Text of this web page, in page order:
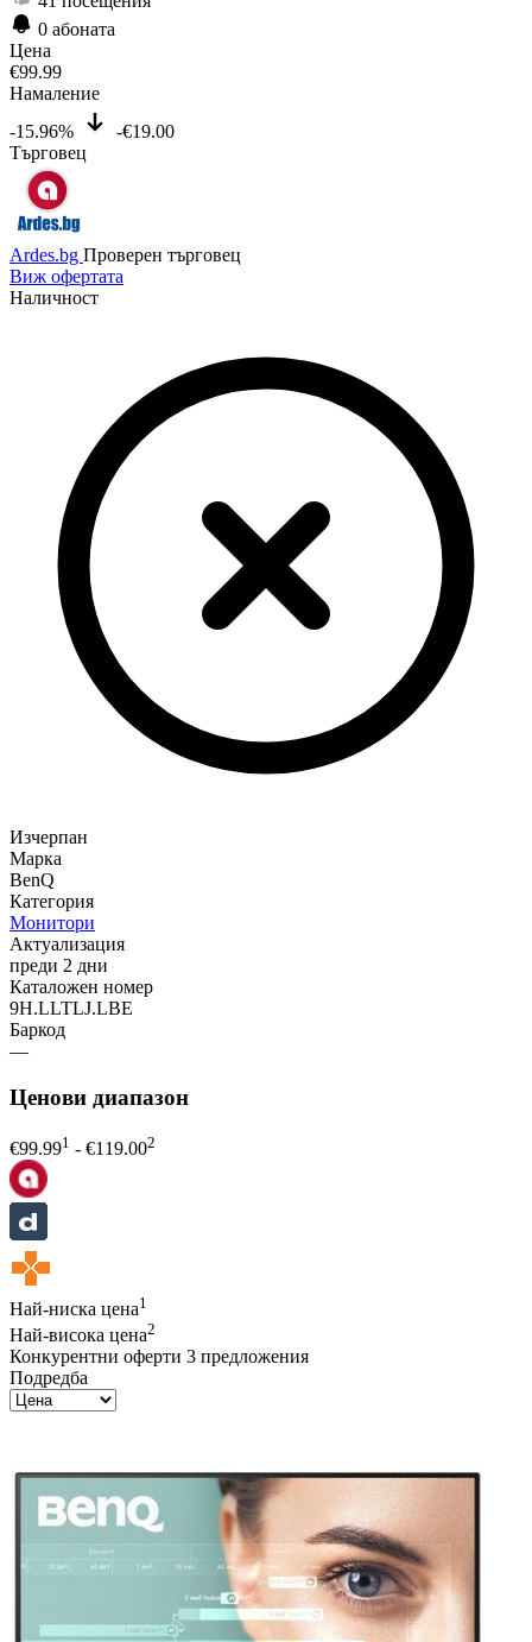
0 абоната
Цена
€99.99
Намаление
-15.96%
-€19.00
Търговец
Ardes.bg Проверен търговец
Виж офертата
Наличност
Изчерпан
Марка
BenQ
Категория
Монитори
Актуализация
преди 2 дни
Каталожен номер
9H.LLTLJ.LBE
Баркод
—
Ценови диапазон
€99.991 - €119.002
Най-ниска цена1
Най-висока цена2
Конкурентни оферти 3 предложения
Подредба